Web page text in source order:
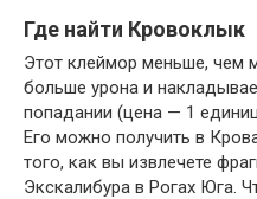
Где найти Кровоклык
Этот клеймор меньше, чем
больше урона и
попадании (цена — 1
Его можно получить в
того, как вы извлечете
Экскалибура в Рогах Юга.